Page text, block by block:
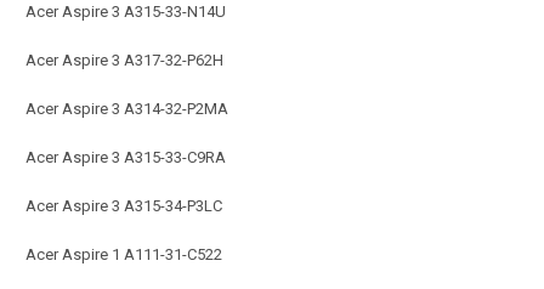
Acer Aspire 3 A315-33-N14U
Acer Aspire 3 A317-32-P62H
Acer Aspire 3 A314-32-P2MA
Acer Aspire 3 A315-33-C9RA
Acer Aspire 3 A315-34-P3LC
Acer Aspire 1 A111-31-C522